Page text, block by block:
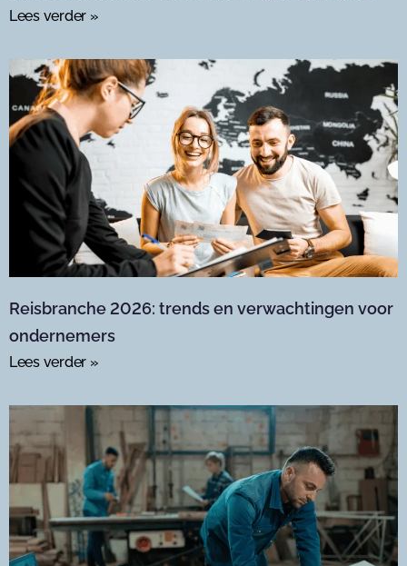
Lees verder »
Reisbranche 2026: trends en verwachtingen voor
ondernemers
Lees verder »